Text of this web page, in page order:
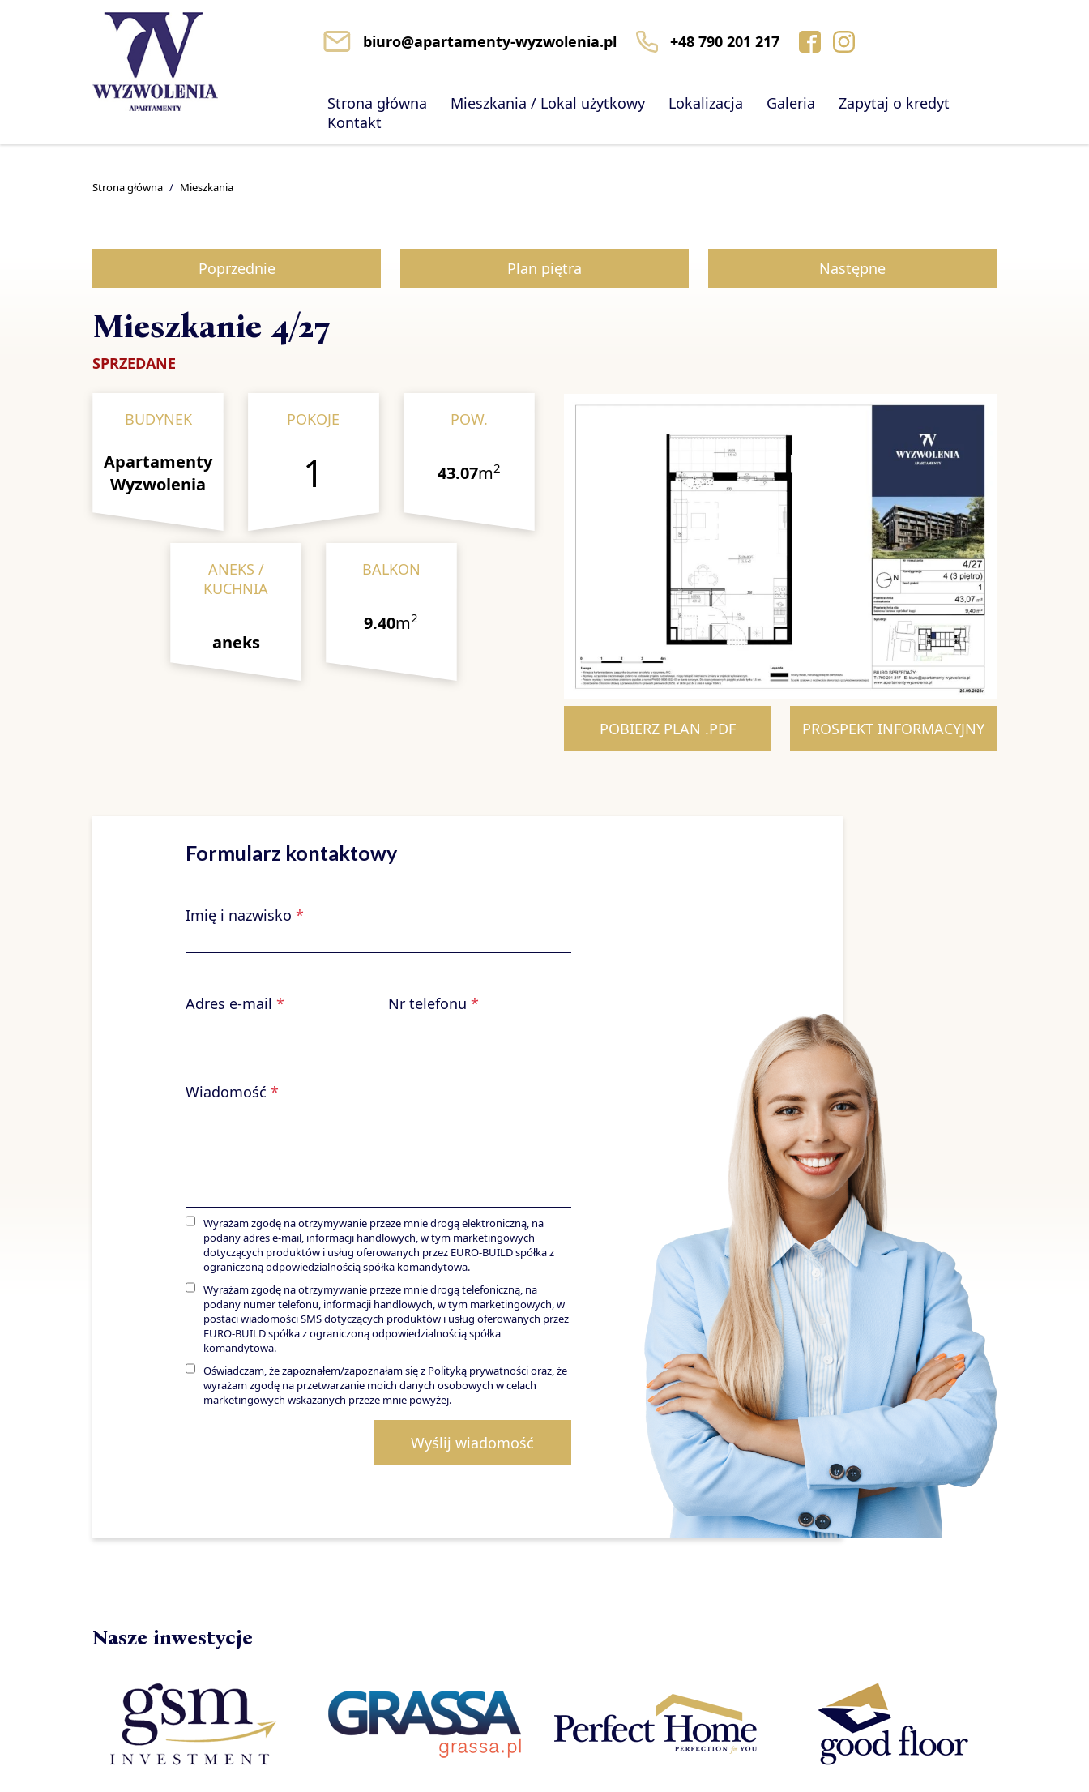
biuro@apartamenty-wyzwolenia.pl +48 790 201 217
Strona główna Mieszkania / Lokal użytkowy Lokalizacja Galeria
Zapytaj o kredyt
Kontakt
Strona główna Mieszkania
Poprzednie Plan piętra Następne
Mieszkanie 4/27
SPRZEDANE
BUDYNEK
Apartamenty
Wyzwolenia
POKOJE
1
POW.
43.07m2
ANEKS /
KUCHNIA
aneks
BALKON
9.40m2
POBIERZ PLAN .PDF PROSPEKT INFORMACYJNY
Formularz kontaktowy
Imię i nazwisko *
Adres e-mail * Nr telefonu *
Wiadomość *
Wyrażam zgodę na otrzymywanie przeze mnie drogą elektroniczną, na
podany adres e-mail, informacji handlowych, w tym marketingowych
dotyczących produktów i usług oferowanych przez EURO-BUILD spółka z
ograniczoną odpowiedzialnością spółka komandytowa.
Wyrażam zgodę na otrzymywanie przeze mnie drogą telefoniczną, na
podany numer telefonu, informacji handlowych, w tym marketingowych, w
postaci wiadomości SMS dotyczących produktów i usług oferowanych przez
EURO-BUILD spółka z ograniczoną odpowiedzialnością spółka
komandytowa.
Oświadczam, że zapoznałem/zapoznałam się z Polityką prywatności oraz, że
wyrażam zgodę na przetwarzanie moich danych osobowych w celach
marketingowych wskazanych przeze mnie powyżej.
Wyślij wiadomość
Nasze inwestycje